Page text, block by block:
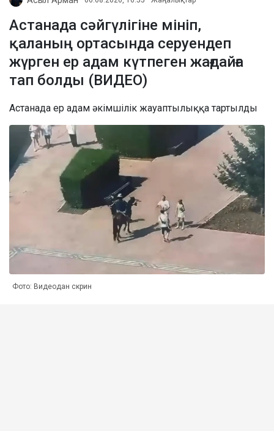
Астанада сәйгүлігіне мініп,
қаланың ортасында серуендеп
жүрген ер адам күтпеген жағдайға
тап болды (ВИДЕО)
Астанада ер адам әкімшілік жауаптылыққа тартылды
Фото: Видеодан скрин